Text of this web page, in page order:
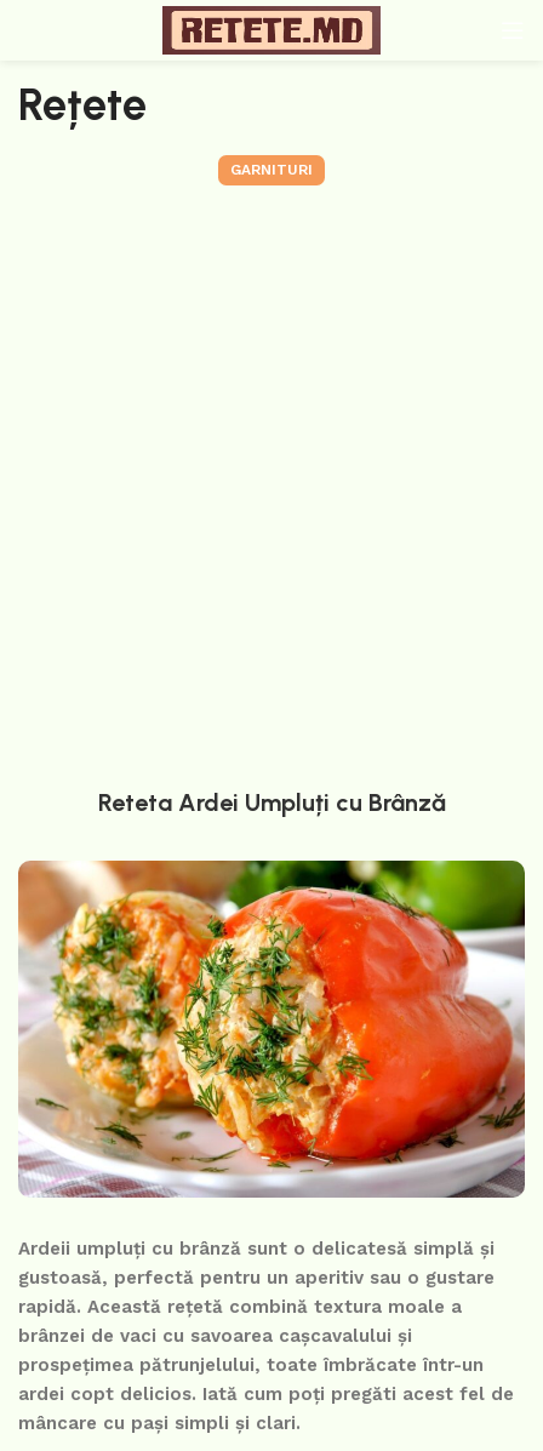
Rețete
GARNITURI
Reteta Ardei Umpluți cu Brânză
Ardeii umpluți cu brânză sunt o delicatesă simplă și
gustoasă, perfectă pentru un aperitiv sau o gustare
rapidă. Această rețetă combină textura moale a
brânzei de vaci cu savoarea cașcavalului și
prospețimea pătrunjelului, toate îmbrăcate într-un
ardei copt delicios. Iată cum poți pregăti acest fel de
mâncare cu pași simpli și clari.